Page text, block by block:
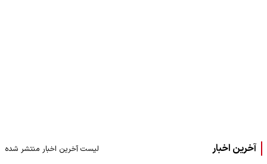
آخرین اخبار لیست آخرین اخبار منتشر شده